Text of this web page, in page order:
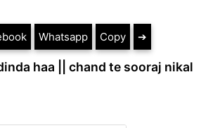
Whatsapp Copy ➔
haa || chand te sooraj nikal